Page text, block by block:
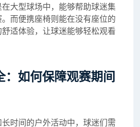
大型球场中，能够帮助球迷集
而便携座椅则能在没有座位的
适体验，让球迷能够轻松观看
如何保障观赛期间
时间的户外活动中，球迷们需